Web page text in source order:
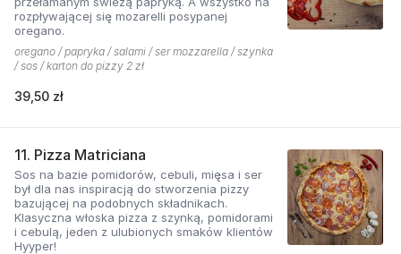
rozpływającej się mozarelli posypanej
oregano.
oregano / papryka / salami / ser mozzarella / szynka
/ sos / karton do pizzy 2 zł
39,50 zł
11. Pizza Matriciana
Sos na bazie pomidorów, cebuli, mięsa i ser
był dla nas inspiracją do stworzenia pizzy
bazującej na podobnych składnikach.
Klasyczna włoska pizza z szynką, pomidorami
i cebulą, jeden z ulubionych smaków klientów
Hyyper!